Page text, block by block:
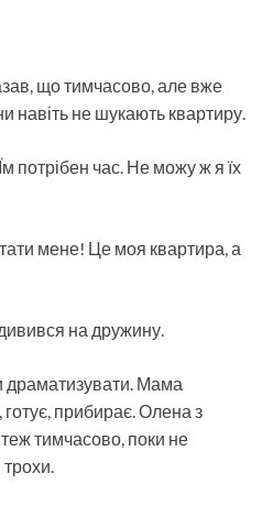
що тимчасово, але вже
навіть не шукають квартиру.
потрібен час. Не можу ж я їх
мене! Це моя квартира, а
на дружину.
драматизувати. Мама
прибирає. Олена з
тимчасово, поки не